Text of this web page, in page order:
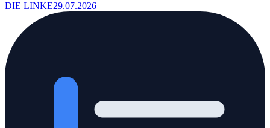
DIE LINKE29.07.2026